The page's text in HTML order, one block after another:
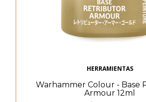
HERRAMIENTAS
Warhammer Colour - Base
Armour 12ml